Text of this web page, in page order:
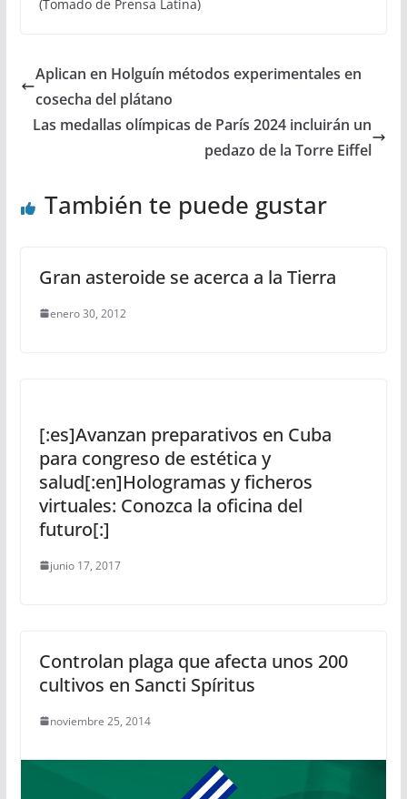
(Tomado de Prensa Latina)
Aplican en Holguín métodos experimentales en
cosecha del plátano
Las medallas olímpicas de París 2024 incluirán un
pedazo de la Torre Eiffel
También te puede gustar
Gran asteroide se acerca a la Tierra
enero 30, 2012
[:es]Avanzan preparativos en Cuba
para congreso de estética y
salud[:en]Hologramas y ficheros
virtuales: Conozca la oficina del
futuro[:]
junio 17, 2017
Controlan plaga que afecta unos 200
cultivos en Sancti Spíritus
noviembre 25, 2014